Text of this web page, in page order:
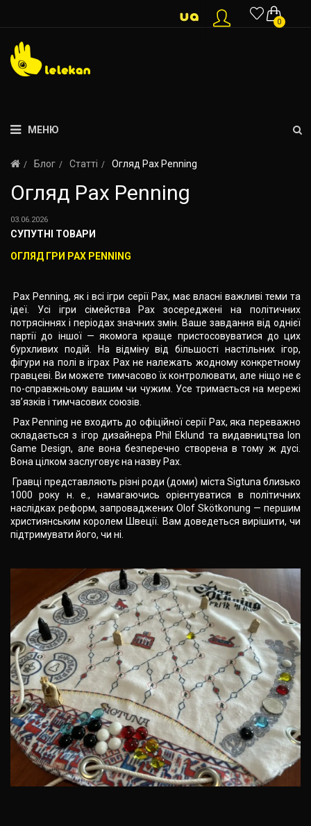
0
МЕНЮ
Блог Статті Огляд Pax Penning
Огляд Pax Penning
03.06.2026
СУПУТНІ ТОВАРИ
ОГЛЯД ГРИ PAX PENNING
Pax Penning, як і всі ігри серії Pax, має власні важливі теми та
ідеї. Усі ігри сімейства Pax зосереджені на політичних
потрясіннях і періодах значних змін. Ваше завдання від однієї
партії до іншої — якомога краще пристосовуватися до цих
бурхливих подій. На відміну від більшості настільних ігор,
фігури на полі в іграх Pax не належать жодному конкретному
гравцеві. Ви можете тимчасово їх контролювати, але ніщо не є
по-справжньому вашим чи чужим. Усе тримається на мережі
зв’язків і тимчасових союзів.
Pax Penning не входить до офіційної серії Pax, яка переважно
складається з ігор дизайнера Phil Eklund та видавництва Ion
Game Design, але вона безперечно створена в тому ж дусі.
Вона цілком заслуговує на назву Pax.
Гравці представляють різні роди (доми) міста Sigtuna близько
1000 року н. е., намагаючись орієнтуватися в політичних
наслідках реформ, запроваджених Olof Skötkonung — першим
християнським королем Швеції. Вам доведеться вирішити, чи
підтримувати його, чи ні.